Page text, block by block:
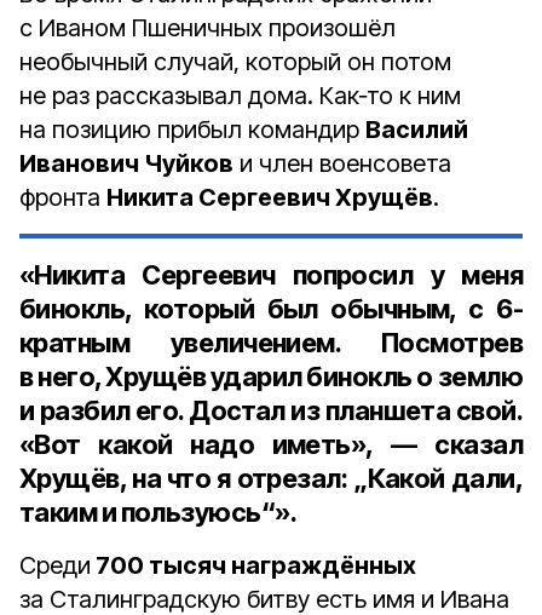
с Иваном Пшеничных произошёл
необычный случай, который он потом
не раз рассказывал дома. Как‑то к ним
на позицию прибыл командир Василий
Иванович Чуйков и член военсовета
фронта Никита Сергеевич Хрущёв.
«Никита Сергеевич попросил у меня
бинокль, который был обычным, с 6-
кратным увеличением. Посмотрев
в него, Хрущёв ударил бинокль о землю
и разбил его. Достал из планшета свой.
«Вот какой надо иметь», — сказал
Хрущёв, на что я отрезал: „Какой дали,
таким и пользуюсь“».
Среди 700 тысяч награждённых
за Сталинградскую битву есть имя и Ивана